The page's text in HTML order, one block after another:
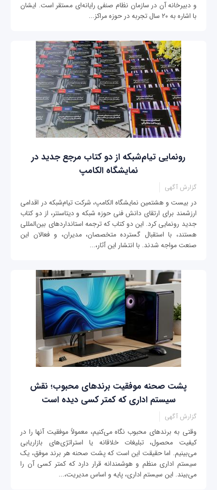
و دبیرخانه آن در سازمان نظام صنفی رایانه‌ای مستقر است. ایشان
با اشاره به ۲۰ سال تجربه در حوزه مراکز...
رونمایی تیام‌شبکه از دو کتاب مرجع جدید در
نمایشگاه الکامپ
گزارش آگهی
در بیست و هشتمین نمایشگاه الکامپ، شرکت تیام‌شبکه در اقدامی
ارزشمند برای ارتقای دانش فنی حوزه شبکه و دیتاسنتر، از دو کتاب
جدید رونمایی کرد. این دو کتاب که ترجمه استانداردهای بین‌المللی
هستند، با استقبال گسترده متخصصان، مدیران، و فعالان این
صنعت مواجه شدند. با انتشار این آثار،...
پشت صحنه موفقیت برندهای محبوب؛ نقش
سیستم اداری که کمتر کسی دیده است
گزارش آگهی
وقتی به برندهای محبوب نگاه می‌کنیم، معمولاً موفقیت آنها را در
کیفیت محصول، تبلیغات خلاقانه یا استراتژی‌های بازاریابی
می‌بینیم. اما حقیقت این است که پشت صحنه هر برند موفق، یک
سیستم اداری منظم و هوشمندانه قرار دارد که کمتر کسی آن را
می‌بیند. این سیستم اداری، پایه و اساس مدیریت،...